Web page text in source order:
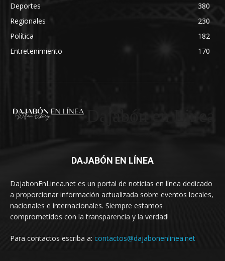
Deportes
380
Regionales
230
Política
182
Entretenimiento
170
DAJABÓN EN LÍNEA
DajabonEnLinea.net es un portal de noticias en línea dedicado
a proporcionar información actualizada sobre eventos locales,
nacionales e internacionales. Siempre estamos
comprometidos con la transparencia y la verdad!
Para contactos escriba a: contactos@dajabonenlinea.net